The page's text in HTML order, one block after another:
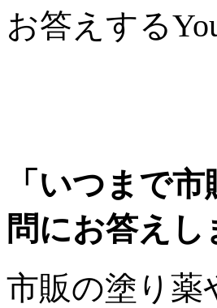
お答えする
「いつまで
問にお答えし
市販の塗り薬